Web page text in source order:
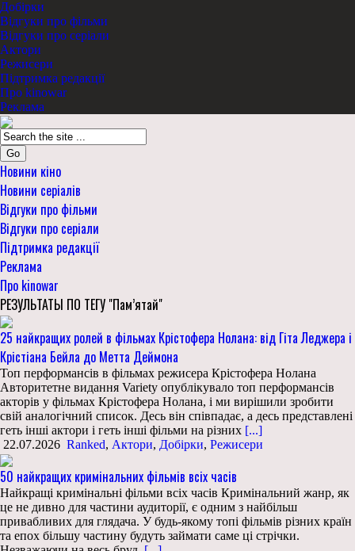
Добірки
Відгуки про фільми
Відгуки про серіали
Актори
Режисери
Підтримка редакції
Про kinowar
Реклама
Go
Новини кіно
Новини серіалів
Відгуки про фільми
Відгуки про серіали
Підтримка редакції
Реклама
Про kinowar
РЕЗУЛЬТАТЫ ПО ТЕГУ "Пам’ятай"
25 найкращих ролей в фільмах Крістофера Нолана: від Гіта Леджера і
Крістіана Бейла до Метта Деймона
Топ перформансів в фільмах режисера Крістофера Нолана
Авторитетне видання Variety опублікувало топ перформансів
акторів у фільмах Крістофера Нолана, і ми вирішили зробити
свій аналогічний список. Десь він співпадає, а десь представлені
геть інші актори і геть інші фільми на різних [...]
22.07.2026 Ranked, Актори, Добірки, Режисери
50 найкращих кримінальних фільмів всіх часів
Найкращі кримінальні фільми всіх часів Кримінальний жанр, як
це не дивно для частини аудиторії, є одним з найбільш
привабливих для глядача. У будь-якому топі фільмів різних країн
та епох більшу частину будуть займати саме ці стрічки.